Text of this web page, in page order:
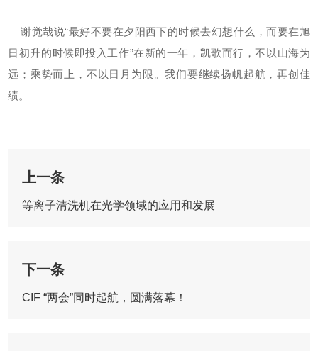
谢觉哉说“最好不要在夕阳西下的时候去幻想什么，而要在旭
日初升的时候即投入工作”在新的一年，凯歌而行，不以山海为
远；乘势而上，不以日月为限。我们要继续扬帆起航，再创佳
绩。
上一条
等离子清洗机在光学领域的应用和发展
下一条
CIF “两会”同时起航，圆满落幕！